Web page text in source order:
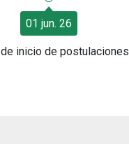
01 jun. 26
de inicio de postulaciones